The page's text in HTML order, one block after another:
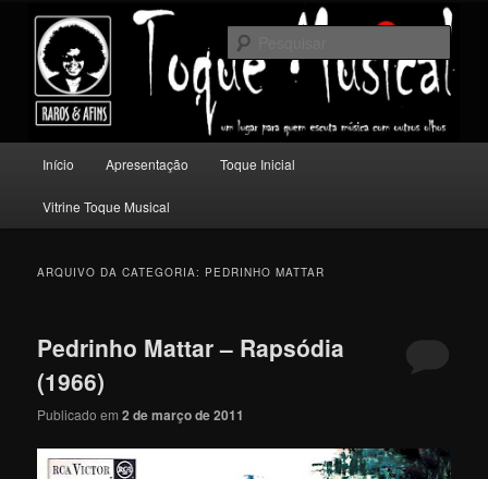
conteúdo
principal
conteúdo
secundário
Toque Musical
Um lugar para quem escuta música com outros olhos.
principal
Início Apresentação Toque Inicial
Vitrine Toque Musical
ARQUIVO DA CATEGORIA: PEDRINHO MATTAR
Pedrinho Mattar – Rapsódia
(1966)
Publicado em2 de março de 2011